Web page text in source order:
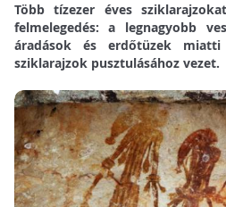
Több tízezer éves
felmelegedés: a legnagyobb
áradások és erdőtüzek
sziklarajzok pusztulásához vezet.